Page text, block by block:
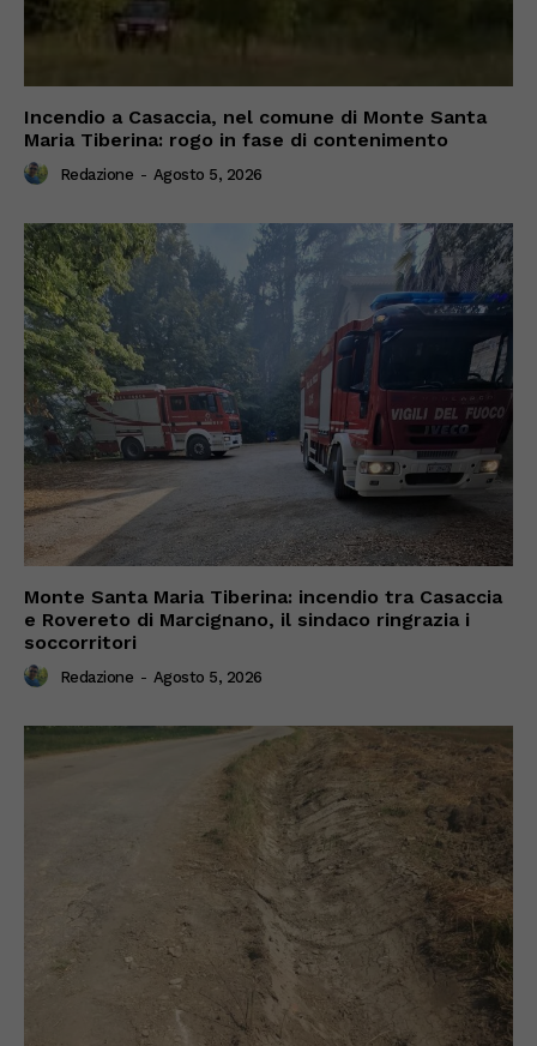
Incendio a Casaccia, nel comune di Monte Santa
Maria Tiberina: rogo in fase di contenimento
Redazione - Agosto 5, 2026
Monte Santa Maria Tiberina: incendio tra Casaccia
e Rovereto di Marcignano, il sindaco ringrazia i
soccorritori
Redazione - Agosto 5, 2026